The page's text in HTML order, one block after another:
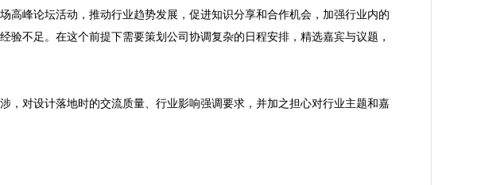
峰论坛活动，推动行业趋势发展，促进知识分享和合作机会，加强行业内的
不足。在这个前提下需要策划公司协调复杂的日程安排，精选嘉宾与议题，
对设计落地时的交流质量、行业影响强调要求，并加之担心对行业主题和嘉